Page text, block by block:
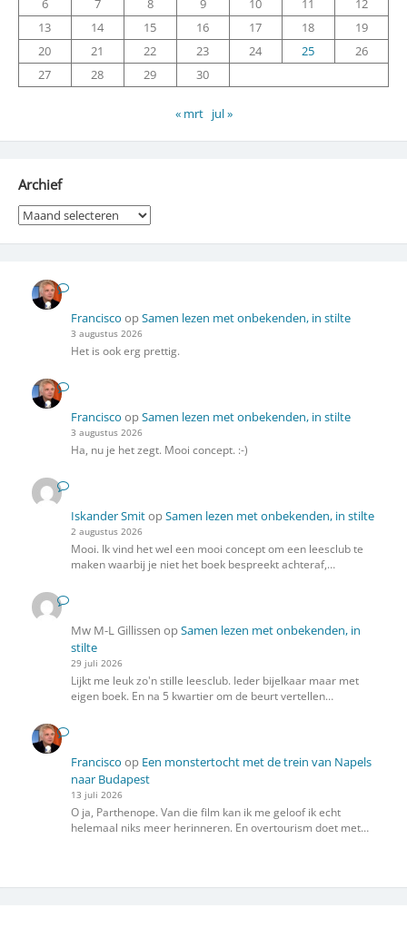
6
7 8 9 10 11
12
13
14 15 16 17 18
19
20
21 22 23 24 25
26
27
28 29 30
« mrt jul »
Archief
Archief
Francisco opSamen lezen met onbekenden, in stilte
3 augustus 2026
Het is ook erg prettig.
Francisco opSamen lezen met onbekenden, in stilte
3 augustus 2026
Ha, nu je het zegt. Mooi concept. :-)
Iskander SmitopSamen lezen met onbekenden, in stilte
2 augustus 2026
Mooi. Ik vind het wel een mooi concept om een leesclub te
maken waarbij je niet het boek bespreekt achteraf,…
Mw M-L Gillissen opSamen lezen met onbekenden, in
stilte
29 juli 2026
Lijkt me leuk zo'n stille leesclub. Ieder bijelkaar maar met
eigen boek. En na 5 kwartier om de beurt vertellen…
Francisco op Een monstertocht met de trein van Napels
naar Budapest
13 juli 2026
O ja, Parthenope. Van die film kan ik me geloof ik echt
helemaal niks meer herinneren. En overtourism doet met…